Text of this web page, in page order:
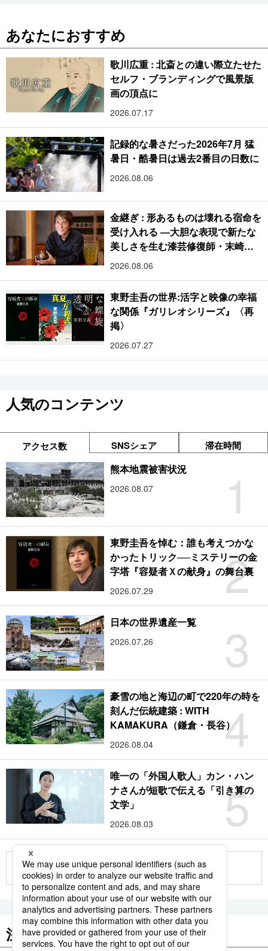
あなたにおすすめ
歌川広重 : 北斎との違い際立たせた
セルフ・ブランディングで風景版
画の頂点に
2026.07.17
記録的な暑さだった2026年7月 猛
暑日・酷暑日は過去2番目の日数に
2026.08.06
金継ぎ : 形あるものは壊れる宿命を
受け入れる ―大胆な表現で新たな
美しさを生む漆芸修復師・末崎広
樹
2026.08.06
東野圭吾の世界:活字と映像の幸福
な関係『ガリレオシリーズ』〈再
掲〉
2026.07.27
人気のコンテンツ
アクセス数 SNSシェア 滞在時間
1
熊本地震被害状況
2026.08.07
2
東野圭吾を悼む：誰も考えつかな
かったトリック──ミステリーの金
字塔『容疑者Ｘの献身』の舞台裏
2026.07.29
3
日本の世界遺産一覧
2026.07.26
4
豪雪の地と海辺の町で220年の時を
刻んだ伝統建築 : WITH
KAMAKURA（鎌倉・長谷）
2026.08.04
5
唯一の「外国人歌人」カン・ハン
ナさんが短歌で伝える「引き算の
文学」
2026.08.03
もっと見る
注目のキーワード